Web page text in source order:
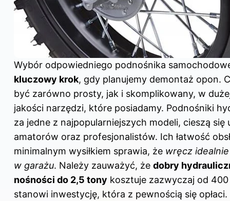
Wybór odpowiedniego podnośnika
kluczowy krok, gdy planujemy demontaż opon.
być zarówno prosty, jak i skomplikowany, w
jakości narzędzi, które posiadamy. Podnośniki
za jedne z najpopularniejszych modeli, cieszą się
amatorów oraz profesjonalistów. Ich łatwość
minimalnym wysiłkiem sprawia, że wręcz
w garażu. Należy zauważyć, że dobry
nośności do 2,5 tony kosztuje zazwyczaj od 400
stanowi inwestycję, która z pewnością się opłaci.